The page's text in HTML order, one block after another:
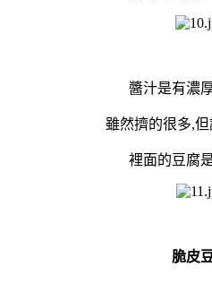
醬汁是有濃
雖然擠的很多,
裡面的豆腐
脆皮